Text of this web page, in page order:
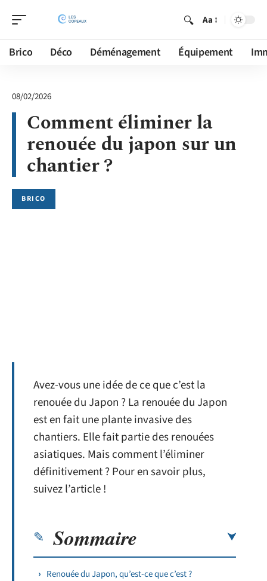
Aa
Brico Déco Déménagement Équipement
08/02/2026
Comment éliminer la
renouée du japon sur un
chantier ?
BRICO
Avez-vous une idée de ce que c’est la
renouée du Japon ? La renouée du Japon
est en fait une plante invasive des
chantiers. Elle fait partie des renouées
asiatiques. Mais comment l’éliminer
définitivement ? Pour en savoir plus,
suivez l’article !
Sommaire
Renouée du Japon, qu’est-ce que c’est ?